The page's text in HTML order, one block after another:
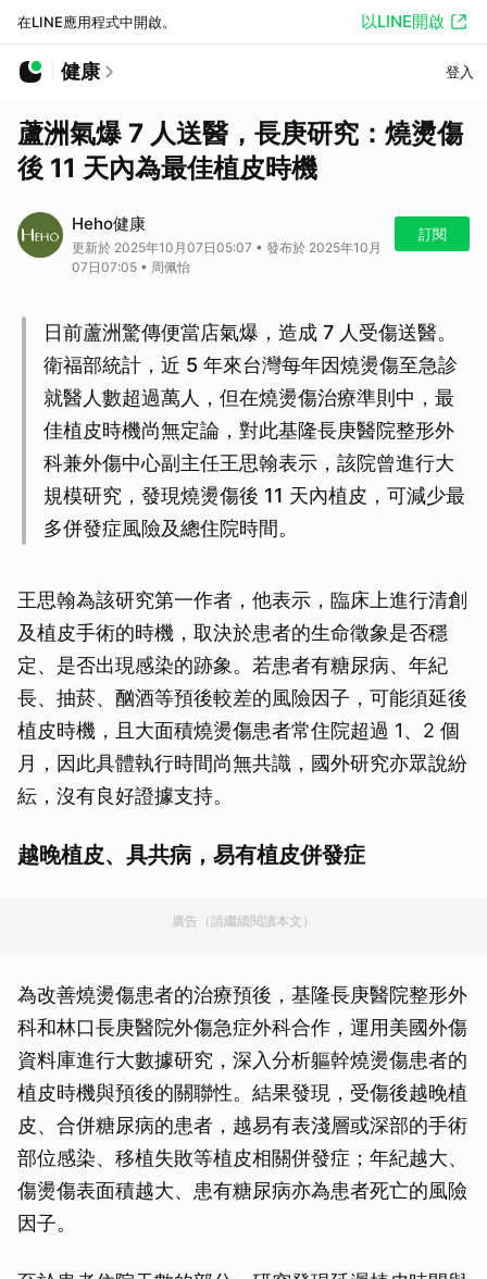
在LINE應用程式中開啟。 以LINE開啟
健康 登入
蘆洲氣爆 7 人送醫，長庚研究：燒燙傷
後 11 天內為最佳植皮時機
Heho健康
更新於 2025年10月07日05:07 • 發布於 2025年10月
07日07:05 • 周佩怡
訂閱
日前蘆洲驚傳便當店氣爆，造成 7 人受傷送醫。
衛福部統計，近 5 年來台灣每年因燒燙傷至急診
就醫人數超過萬人，但在燒燙傷治療準則中，最
佳植皮時機尚無定論，對此基隆長庚醫院整形外
科兼外傷中心副主任王思翰表示，該院曾進行大
規模研究，發現燒燙傷後 11 天內植皮，可減少最
多併發症風險及總住院時間。
王思翰為該研究第一作者，他表示，臨床上進行清創
及植皮手術的時機，取決於患者的生命徵象是否穩
定、是否出現感染的跡象。若患者有糖尿病、年紀
長、抽菸、酗酒等預後較差的風險因子，可能須延後
植皮時機，且大面積燒燙傷患者常住院超過 1、2 個
月，因此具體執行時間尚無共識，國外研究亦眾說紛
紜，沒有良好證據支持。
越晚植皮、具共病，易有植皮併發症
廣告（請繼續閱讀本文）
為改善燒燙傷患者的治療預後，基隆長庚醫院整形外
科和林口長庚醫院外傷急症外科合作，運用美國外傷
資料庫進行大數據研究，深入分析軀幹燒燙傷患者的
植皮時機與預後的關聯性。結果發現，受傷後越晚植
皮、合併糖尿病的患者，越易有表淺層或深部的手術
部位感染、移植失敗等植皮相關併發症；年紀越大、
傷燙傷表面積越大、患有糖尿病亦為患者死亡的風險
因子。